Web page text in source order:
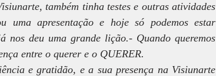
também tinha testes e outras atividades
apresentação e hoje só podemos estar
nos deu uma grande lição.- Quando queremos
entre o querer e o QUERER.
e gratidão, e a sua presença na Visiunarte